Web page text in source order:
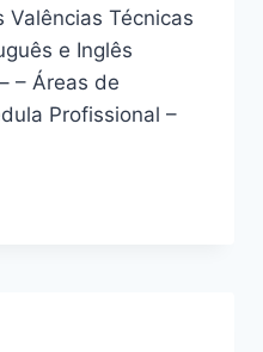
Valências Técnicas
e Inglês
– Áreas de
Profissional –